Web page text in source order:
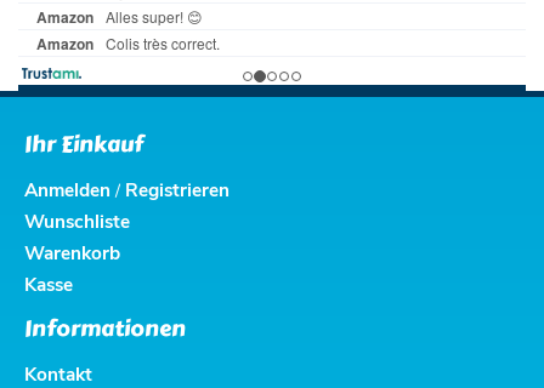
Ihr Einkauf
Anmelden / Registrieren
Wunschliste
Warenkorb
Kasse
Informationen
Kontakt